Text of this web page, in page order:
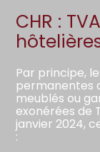
CHR :
Par principe,
permanentes
meublés ou
exonérées de
janvier 2024,
: